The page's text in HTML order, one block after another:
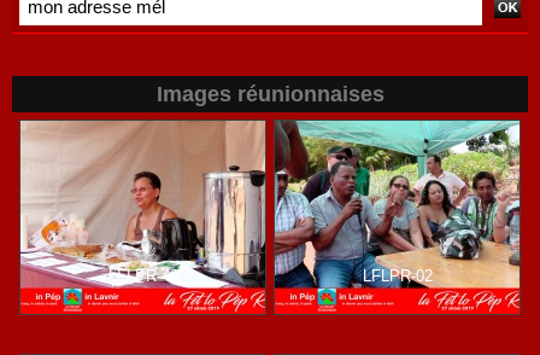
Images réunionnaises
LFLPR-49 LFLPR-02